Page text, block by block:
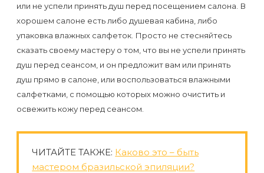
депиляция?
или не успели принять душ перед посещением салона. В
хорошем салоне есть либо душевая кабина, либо
упаковка влажных салфеток. Просто не стесняйтесь
сказать своему мастеру о том, что вы не успели принять
душ перед сеансом, и он предложит вам или принять
душ прямо в салоне, или воспользоваться влажными
салфетками, с помощью которых можно очистить и
освежить кожу перед сеансом.
ЧИТАЙТЕ ТАКЖЕ: Каково это – быть
мастером бразильской эпиляции?